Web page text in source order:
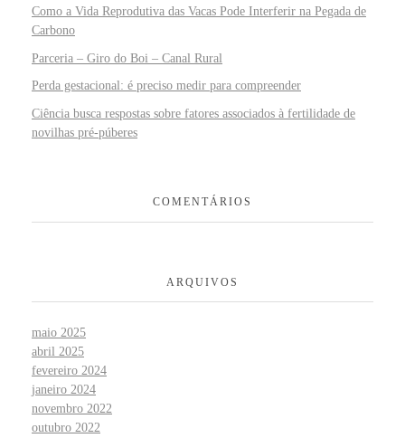
Como a Vida Reprodutiva das Vacas Pode Interferir na Pegada de
Carbono
Parceria – Giro do Boi – Canal Rural
Perda gestacional: é preciso medir para compreender
Ciência busca respostas sobre fatores associados à fertilidade de
novilhas pré-púberes
COMENTÁRIOS
ARQUIVOS
maio 2025
abril 2025
fevereiro 2024
janeiro 2024
novembro 2022
outubro 2022